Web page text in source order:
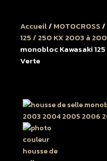
Accueil/ MOTOCROSS/
125 / 250 KX 2003 à
monobloc Kawasaki
Verte